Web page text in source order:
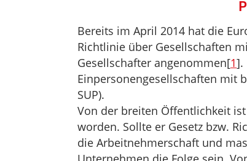
Bereits im April 2014 hat die
Richtlinie über Gesellschaften
Gesellschafter angenommen[1].
Einpersonengesellschaften mit
SUP).
Von der breiten Öffentlichkeit
worden. Sollte er Gesetz bzw.
die Arbeitnehmerschaft und